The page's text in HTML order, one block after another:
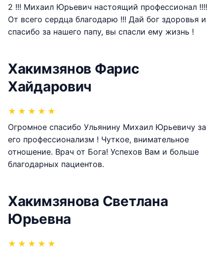
2 !!! Михаил Юрьевич настоящий профессионал !!!!
От всего сердца благодарю !!! Дай бог здоровья и
спасибо за нашего папу, вы спасли ему жизнь !
Хакимзянов Фарис
Хайдарович
★ ★ ★ ★ ★
Огромное спасибо Ульянину Михаил Юрьевичу за
его профессионализм ! Чуткое, внимательное
отношение. Врач от Бога! Успехов Вам и больше
благодарных пациентов.
Хакимзянова Светлана
Юрьевна
★ ★ ★ ★ ★